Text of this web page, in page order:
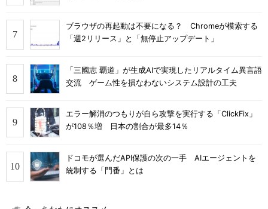
ブラウザの再起動は不要になる？ Chromeが模索する
「週2リリース」と「無停止アップデート」
「三國志 覇道」が生成AIで実現したリアルタイム異言語
交流 ゲーム性を損なわないシステム設計の工夫
エラー解消のつもりが自ら攻撃を実行する「ClickFix」
が108％増 日本の割合が最多14％
ドコモが選んだAPI保護の次の一手 AIエージェントを
統制する「門番」とは